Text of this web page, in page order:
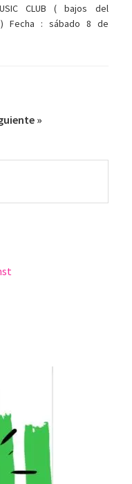
CLUB ( bajos del
) Fecha : sábado 8 de
»